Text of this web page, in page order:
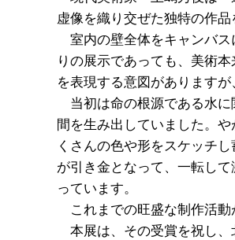
虚像を織り交ぜた独特の作品
室内の壁全体をキャンバス
りの展示であっても、美術
を表現する意図があります
当初は命の根源である水
間を生み出していました。
くさんの色や形をスケッチ
が引き金となって、一転し
っています。
これまでの旺盛な制作活動
本展は、その受賞を祝し、